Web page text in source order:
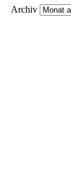
Archiv